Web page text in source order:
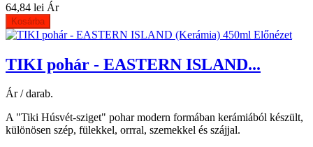
64,84 lei Ár
Kosárba
Előnézet
TIKI pohár - EASTERN ISLAND...
Ár / darab.
A "Tiki Húsvét-sziget" pohar modern formában kerámiából készült,
különösen szép, fülekkel, orrral, szemekkel és szájjal.